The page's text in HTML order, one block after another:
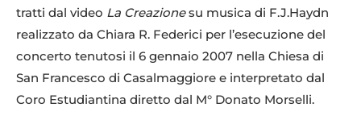
tratti dal video La Creazionesu musica di F.J.Haydn
realizzato da Chiara R. Federici per l’esecuzione del
concerto tenutosi il 6 gennaio 2007 nella Chiesa di
San Francesco di Casalmaggiore e interpretato dal
Coro Estudiantina diretto dal M° Donato Morselli.